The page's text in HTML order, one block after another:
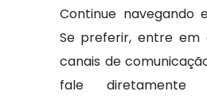
Continue navegando
Se preferir, entre em
canais de
fale diretamente